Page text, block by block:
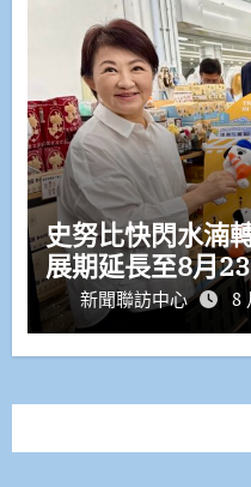
史努比快閃水湳
展期延長至8月
新聞聯訪中心 8